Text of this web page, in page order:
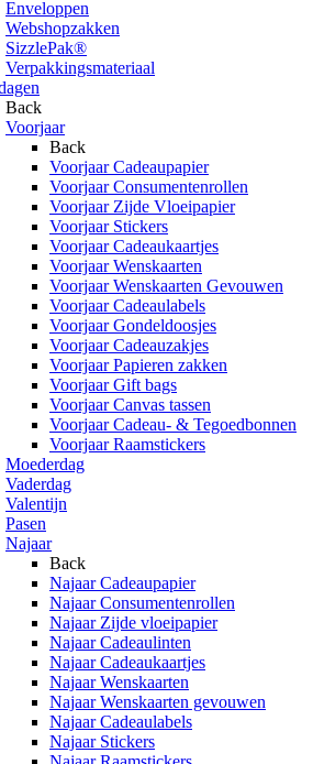
Enveloppen
Webshopzakken
SizzlePak®
Verpakkingsmateriaal
Back
Voorjaar
Back
Voorjaar Cadeaupapier
Voorjaar Consumentenrollen
Voorjaar Zijde Vloeipapier
Voorjaar Stickers
Voorjaar Cadeaukaartjes
Voorjaar Wenskaarten
Voorjaar Wenskaarten Gevouwen
Voorjaar Cadeaulabels
Voorjaar Gondeldoosjes
Voorjaar Cadeauzakjes
Voorjaar Papieren zakken
Voorjaar Gift bags
Voorjaar Canvas tassen
Voorjaar Cadeau- & Tegoedbonnen
Voorjaar Raamstickers
Moederdag
Vaderdag
Valentijn
Pasen
Najaar
Back
Najaar Cadeaupapier
Najaar Consumentenrollen
Najaar Zijde vloeipapier
Najaar Cadeaulinten
Najaar Cadeaukaartjes
Najaar Wenskaarten
Najaar Wenskaarten gevouwen
Najaar Cadeaulabels
Najaar Stickers